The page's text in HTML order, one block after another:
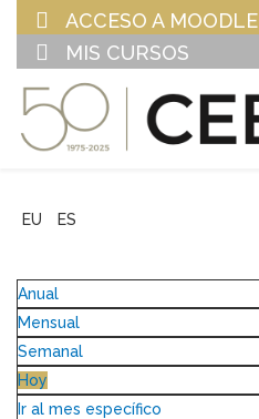
ACCESO A MOODLE
MIS CURSOS
EU ES
Anual
Mensual
Semanal
Hoy
Ir al mes específico